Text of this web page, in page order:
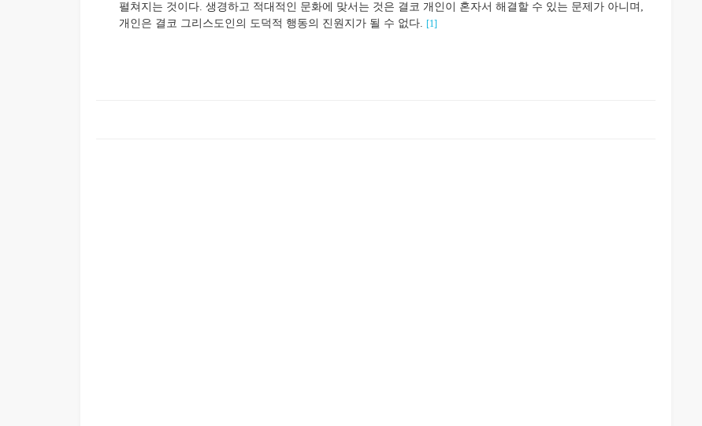
펼쳐지는 것이다. 생경하고 적대적인 문화에 맞서는 것은 결코 개인이 혼자서 해결할 수 있는 문제가 아니며,
개인은 결코 그리스도인의 도덕적 행동의 진원지가 될 수 없다. [1]